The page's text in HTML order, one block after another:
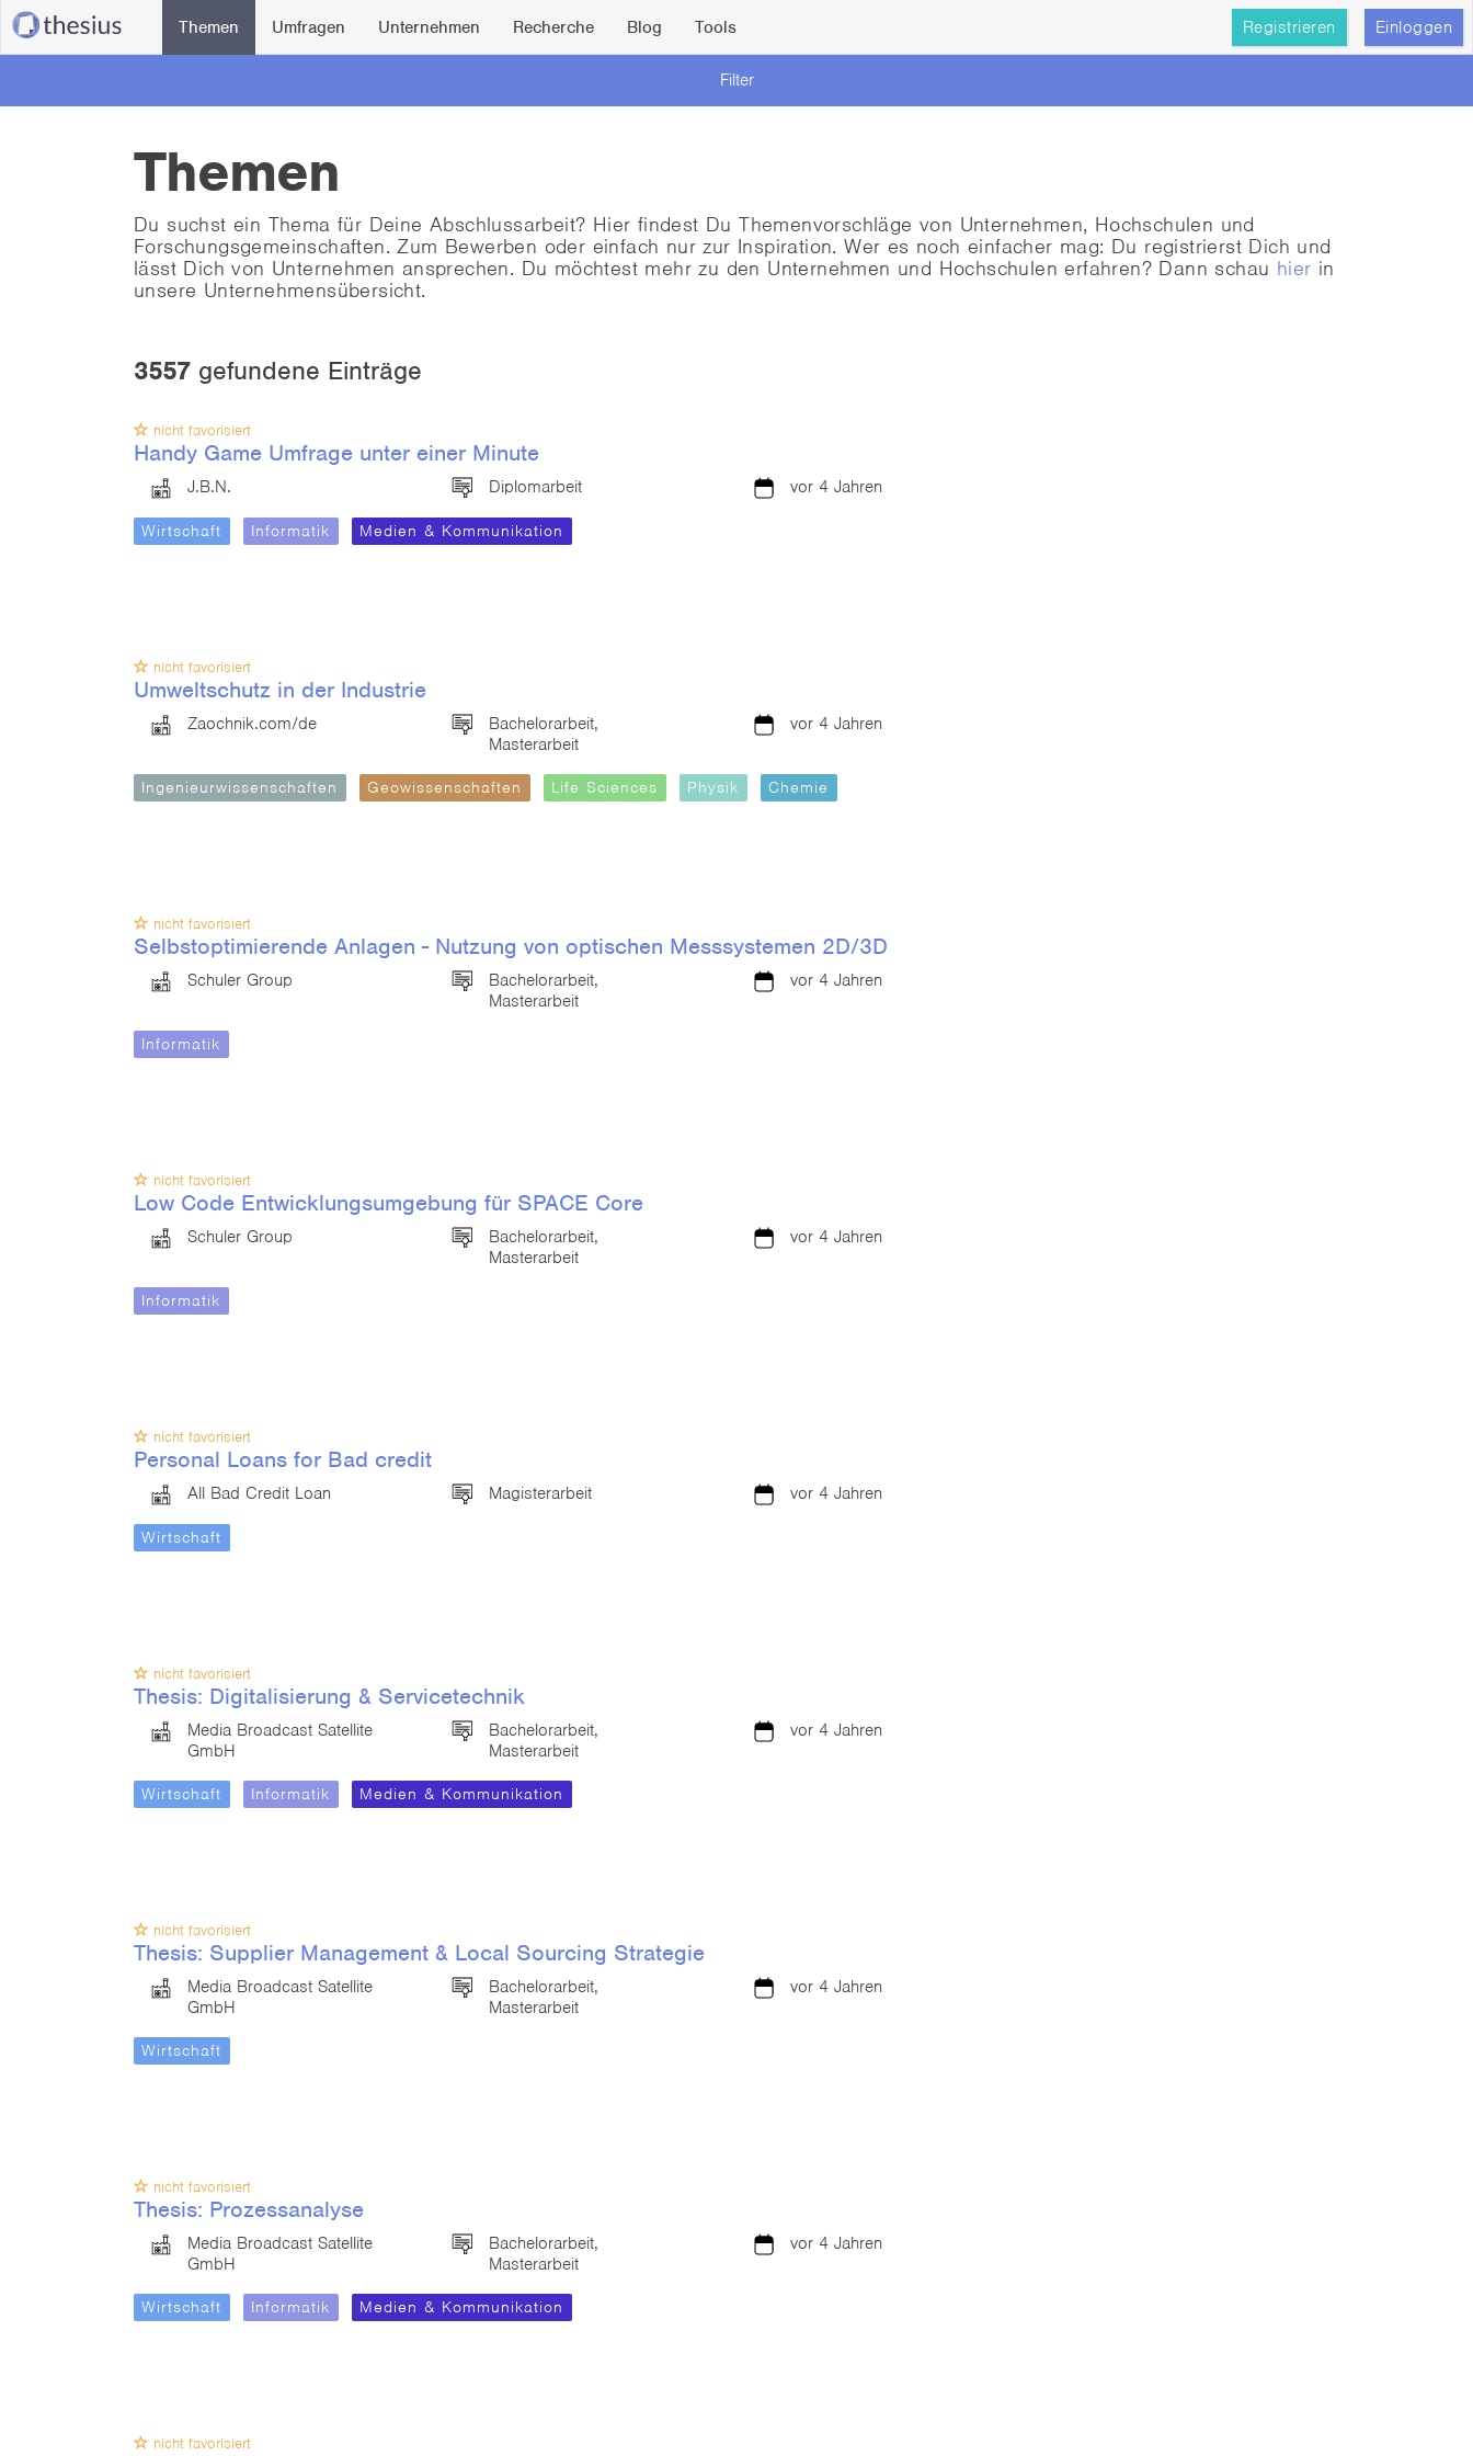
Themen Umfragen Unternehmen Recherche Blog Tools Registrieren Einloggen
Filter
Themen
Du suchst ein Thema für Deine Abschlussarbeit? Hier findest Du Themenvorschläge von Unternehmen, Hochschulen und
Forschungsgemeinschaften. Zum Bewerben oder einfach nur zur Inspiration. Wer es noch einfacher mag: Du registrierst Dich und
lässt Dich von Unternehmen ansprechen. Du möchtest mehr zu den Unternehmen und Hochschulen erfahren? Dann schau hier in
unsere Unternehmensübersicht.
3557 gefundene Einträge
nicht favorisiert
Handy Game Umfrage unter einer Minute
J.B.N. Diplomarbeit vor 4 Jahren
Wirtschaft Informatik Medien & Kommunikation
nicht favorisiert
Umweltschutz in der Industrie
Zaochnik.com/de
Bachelorarbeit,
Masterarbeit
vor 4 Jahren
Ingenieurwissenschaften Geowissenschaften Life Sciences Physik Chemie
nicht favorisiert
Selbstoptimierende Anlagen - Nutzung von optischen Messsystemen 2D/3D
Schuler Group
Bachelorarbeit,
Masterarbeit
vor 4 Jahren
Informatik
nicht favorisiert
Low Code Entwicklungsumgebung für SPACE Core
Schuler Group
Bachelorarbeit,
Masterarbeit
vor 4 Jahren
Informatik
nicht favorisiert
Personal Loans for Bad credit
All Bad Credit Loan Magisterarbeit vor 4 Jahren
Wirtschaft
nicht favorisiert
Thesis: Digitalisierung & Servicetechnik
Media Broadcast Satellite
GmbH
Bachelorarbeit,
Masterarbeit
vor 4 Jahren
Wirtschaft Informatik Medien & Kommunikation
nicht favorisiert
Thesis: Supplier Management & Local Sourcing Strategie
Media Broadcast Satellite
GmbH
Bachelorarbeit,
Masterarbeit
vor 4 Jahren
Wirtschaft
nicht favorisiert
Thesis: Prozessanalyse
Media Broadcast Satellite
GmbH
Bachelorarbeit,
Masterarbeit
vor 4 Jahren
Wirtschaft Informatik Medien & Kommunikation
nicht favorisiert